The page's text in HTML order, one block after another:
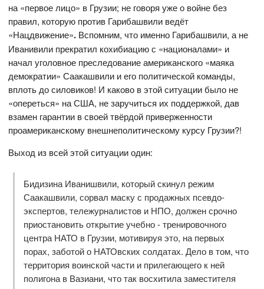
на «первое лицо» в Грузии; не говоря уже о войне без
правил, которую против Гарибашвили ведёт
«Нацдвижение». Вспомним, что именно Гарибашвили, а не
Иванивили прекратил кохибиацию с «националами» и
начал уголовное преследование американского «маяка
демократии» Саакашвили и его политической команды,
вплоть до силовиков! И каково в этой ситуации было не
«опереться» на США, не заручиться их поддержкой, дав
взамен гарантии в своей твёрдой приверженности
проамериканскому внешнеполитическому курсу Грузии?!
Выход из всей этой ситуации один:
Бидизина Иванишвили, который скинул режим
Саакашвили, сорвал маску с продажных псевдо-
экспертов, тележурналистов и НПО, должен срочно
приостановить открытие учебно - тренировочного
центра НАТО в Грузии, мотивируя это, на первых
порах, заботой о НАТОвских солдатах. Дело в том, что
территория воинской части и прилегающего к ней
полигона в Вазиани, что так восхитила заместителя